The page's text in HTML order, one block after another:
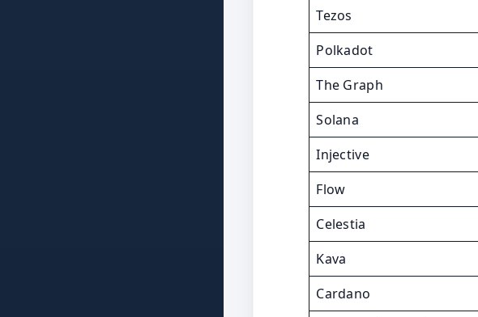
Tezos
Polkadot
The Graph
Solana
Injective
Flow
Celestia
Kava
Cardano